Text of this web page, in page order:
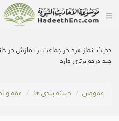
حديث:نماز مرد در جماعت بر نمازش در
چند درجه برتری دارد
عمومی دسته بندی ها فقه و